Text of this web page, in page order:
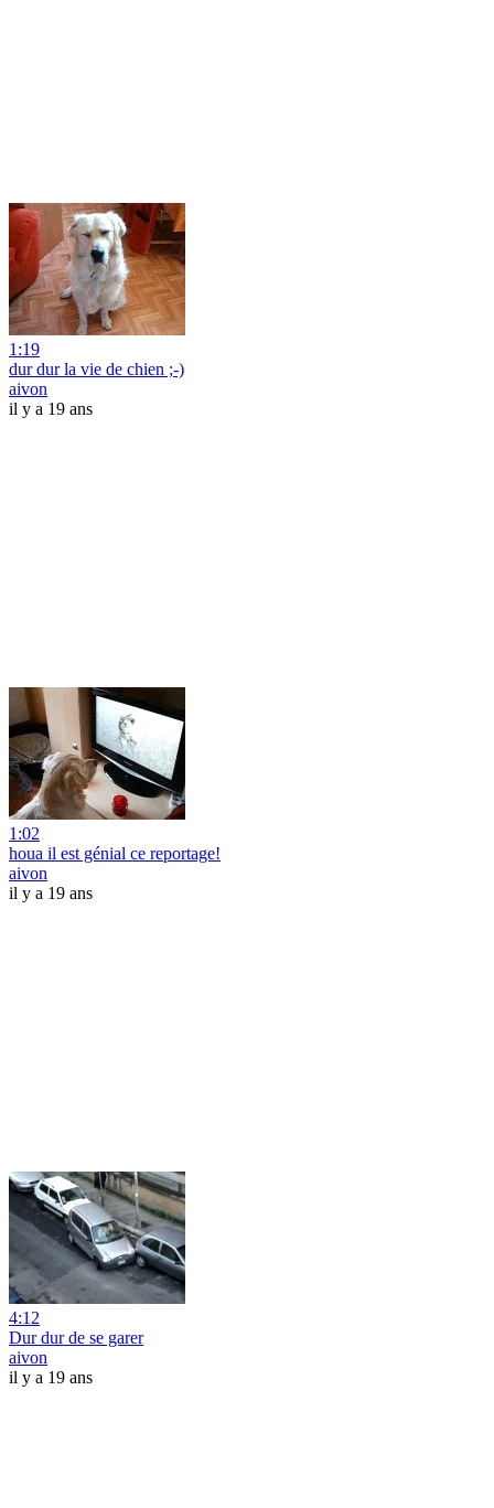
1:19
dur dur la vie de chien ;-)
aivon
il y a 19 ans
1:02
houa il est génial ce reportage!
aivon
il y a 19 ans
4:12
Dur dur de se garer
aivon
il y a 19 ans